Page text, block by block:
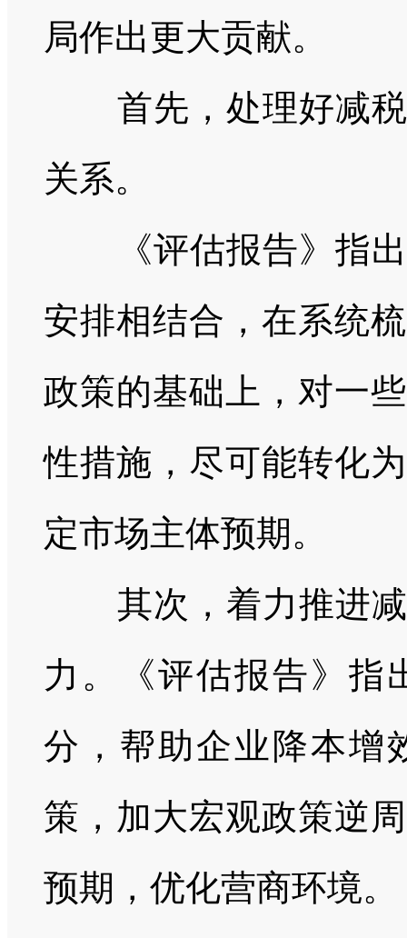
局作出更大贡献。
首先，处理好减税
关系。
《评估报告》指出
安排相结合，在系统
政策的基础上，对一
性措施，尽可能转化
定市场主体预期。
其次，着力推进减
力。《评估报告》指
分，帮助企业降本增
策，加大宏观政策逆
预期，优化营商环境。